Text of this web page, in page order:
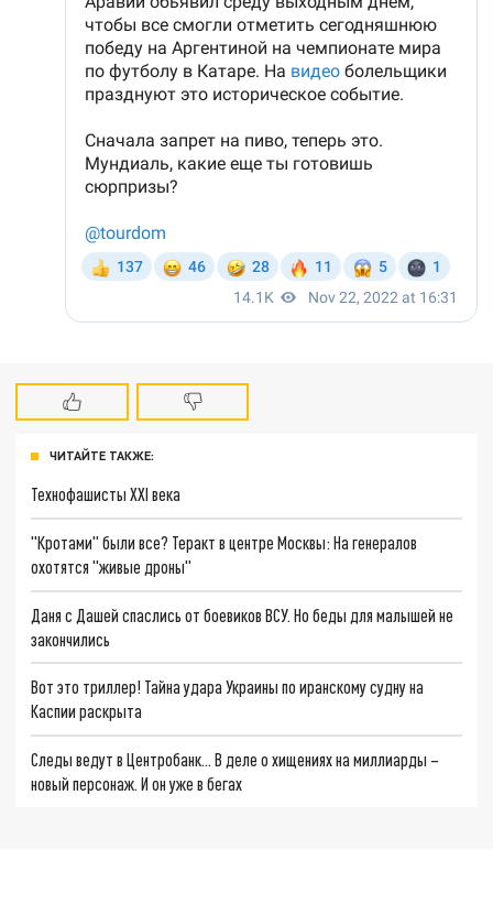
ЧИТАЙТЕ ТАКЖЕ:
Технофашисты XXI века
"Кротами" были все? Теракт в центре Москвы: На генералов
охотятся "живые дроны"
Даня с Дашей спаслись от боевиков ВСУ. Но беды для малышей не
закончились
Вот это триллер! Тайна удара Украины по иранскому судну на
Каспии раскрыта
Следы ведут в Центробанк… В деле о хищениях на миллиарды –
новый персонаж. И он уже в бегах